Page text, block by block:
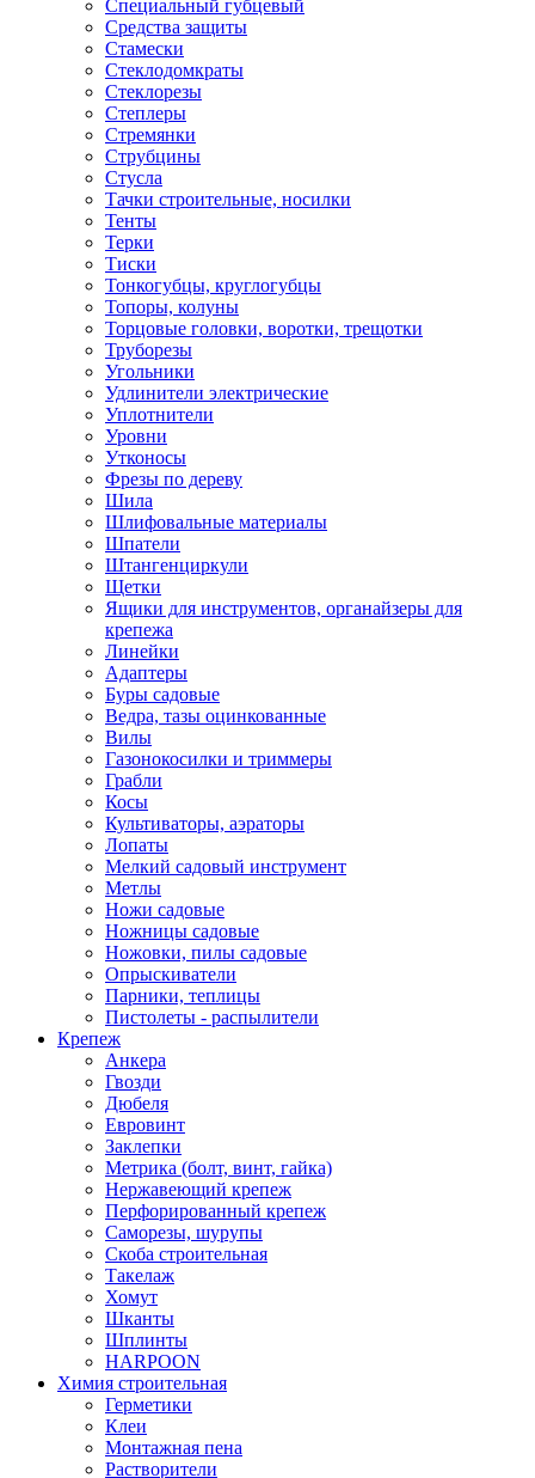
Специальный губцевый
Средства защиты
Стамески
Стеклодомкраты
Стеклорезы
Степлеры
Стремянки
Струбцины
Стусла
Тачки строительные, носилки
Тенты
Терки
Тиски
Тонкогубцы, круглогубцы
Топоры, колуны
Торцовые головки, воротки, трещотки
Труборезы
Угольники
Удлинители электрические
Уплотнители
Уровни
Утконосы
Фрезы по дереву
Шила
Шлифовальные материалы
Шпатели
Штангенциркули
Щетки
Ящики для инструментов, органайзеры для
крепежа
Линейки
Адаптеры
Буры садовые
Ведра, тазы оцинкованные
Вилы
Газонокосилки и триммеры
Грабли
Косы
Культиваторы, аэраторы
Лопаты
Мелкий садовый инструмент
Метлы
Ножи садовые
Ножницы садовые
Ножовки, пилы садовые
Опрыскиватели
Парники, теплицы
Пистолеты - распылители
Крепеж
Анкера
Гвозди
Дюбеля
Евровинт
Заклепки
Метрика (болт, винт, гайка)
Нержавеющий крепеж
Перфорированный крепеж
Саморезы, шурупы
Скоба строительная
Такелаж
Хомут
Шканты
Шплинты
HARPOON
Химия строительная
Герметики
Клеи
Монтажная пена
Растворители